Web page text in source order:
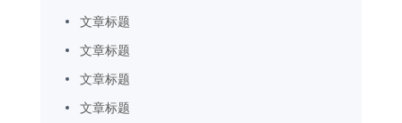
文章标题
文章标题
文章标题
文章标题